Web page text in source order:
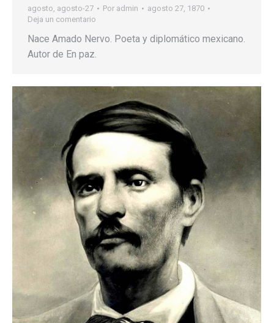
agosto, agosto-27 Por admin
agosto 27, 1870
Deja un comentario
Nace Amado Nervo. Poeta y diplomático mexicano.
Autor de En paz.